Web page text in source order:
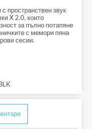
пространствен звук
X 2.0, които
за пълно потапяне
с мемори пяна
сесии.